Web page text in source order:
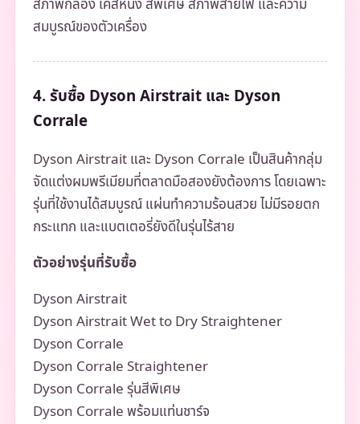
สภาพกล่อง เคสหนัง สีพิเศษ สภาพสายไฟ และความ
สมบูรณ์ของตัวเครื่อง
4. รับซื้อ Dyson Airstrait และ Dyson
Corrale
Dyson Airstrait และ Dyson Corrale เป็นสินค้ากลุ่ม
จัดแต่งผมพรีเมียมที่ตลาดมือสองยังต้องการ โดยเฉพาะ
รุ่นที่ใช้งานได้สมบูรณ์ แผ่นทำความร้อนสวย ไม่มีรอยตก
กระแทก และแบตเตอรี่ยังดีในรุ่นไร้สาย
ตัวอย่างรุ่นที่รับซื้อ
Dyson Airstrait
Dyson Airstrait Wet to Dry Straightener
Dyson Corrale
Dyson Corrale Straightener
Dyson Corrale รุ่นสีพิเศษ
Dyson Corrale พร้อมแท่นชาร์จ